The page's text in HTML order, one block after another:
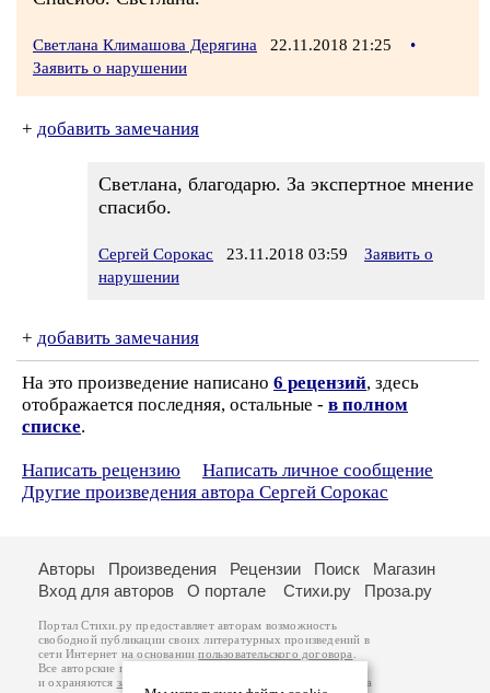
Светлана Климашова Дерягина 22.11.2018 21:25
•
Заявить о нарушении
+ добавить замечания
Светлана, благодарю. За экспертное мнение
спасибо.
Сергей Сорокас 23.11.2018 03:59
Заявить о
нарушении
+ добавить замечания
На это произведение написано 6 рецензий, здесь
отображается последняя, остальные - в полном
списке.
Написать рецензию
Написать личное сообщение
Другие произведения автора Сергей Сорокас
Авторы Произведения Рецензии Поиск
Магазин
Вход для авторов
О портале Стихи.ру Проза.ру
Портал Стихи.ру предоставляет авторам возможность
свободной публикации своих литературных произведений в
сети Интернет на основаниипользовательского договора
Все авторские права на произведения принадлежат авторам
и охраняются законом
. Перепечатка произведений возможна